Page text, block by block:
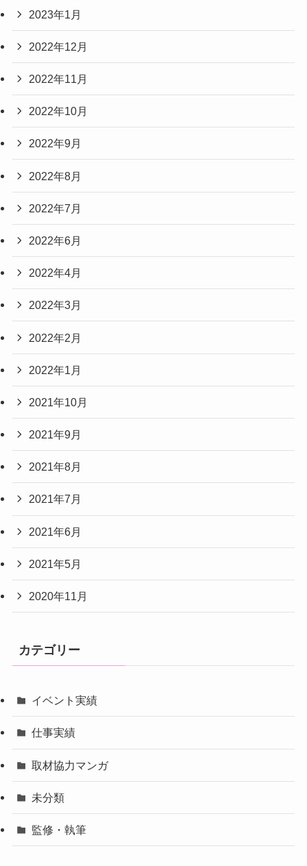
2023年1月
2022年12月
2022年11月
2022年10月
2022年9月
2022年8月
2022年7月
2022年6月
2022年4月
2022年3月
2022年2月
2022年1月
2021年10月
2021年9月
2021年8月
2021年7月
2021年6月
2021年5月
2020年11月
カテゴリー
イベント実績
仕事実績
取材協力マンガ
未分類
監修・執筆